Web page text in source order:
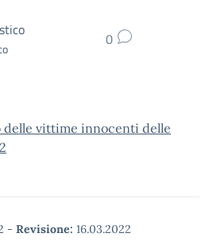
0
vittime innocenti delle
- Revisione: 16.03.2022